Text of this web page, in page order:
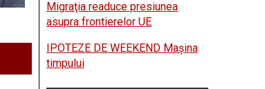
Migraţia readuce presiunea
asupra frontierelor UE
IPOTEZE DE WEEKEND Maşina
timpului